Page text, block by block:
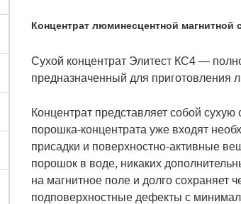
Концентрат люминесцентной
Сухой концентрат Элитест КС4 —
предназначенный для приготовления
Концентрат представляет собой
порошка-концентрата уже входят
присадки и поверхностно-активные
порошок в воде, никаких
на магнитное поле и долго сохраняет
подповерхностные дефекты с